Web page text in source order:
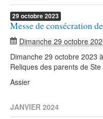
29 octobre2023
Messe de consécration
Dimanche 29 octobre
Dimanche 29 octobre 2023
Reliques des parents de
Assier
JANVIER 2024